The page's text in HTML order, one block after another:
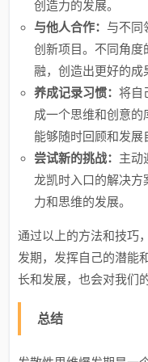
创造力的发展。
与他人合作：与不同
创新项目。不同角度
融，创造出更好的成
养成记录习惯：将自
成一个思维和创意
能够随时回顾和发展
尝试新的挑战： 主动
龙凯时入口的解决方
力和思维的发展。
通过以上的方法和技巧
发期，发挥自己的潜能
长和发展，也会对我们
总结